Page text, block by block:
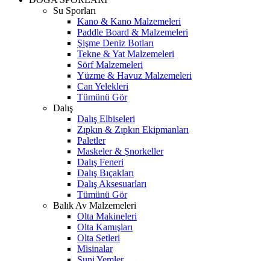
Su Sporları
Kano & Kano Malzemeleri
Paddle Board & Malzemeleri
Şişme Deniz Botları
Tekne & Yat Malzemeleri
Sörf Malzemeleri
Yüzme & Havuz Malzemeleri
Can Yelekleri
Tümünü Gör
Dalış
Dalış Elbiseleri
Zıpkın & Zıpkın Ekipmanları
Paletler
Maskeler & Şnorkeller
Dalış Feneri
Dalış Bıçakları
Dalış Aksesuarları
Tümünü Gör
Balık Av Malzemeleri
Olta Makineleri
Olta Kamışları
Olta Setleri
Misinalar